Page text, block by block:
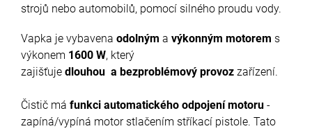
strojů nebo automobilů, pomocí silného proudu vody.
Vapka je vybavena odolným a výkonným motorem s
výkonem 1600 W, který
zajišťuje dlouhou a bezproblémový provoz zařízení.
Čistič má funkci automatického odpojení motoru -
zapíná/vypíná motor stlačením stříkací pistole. Tato